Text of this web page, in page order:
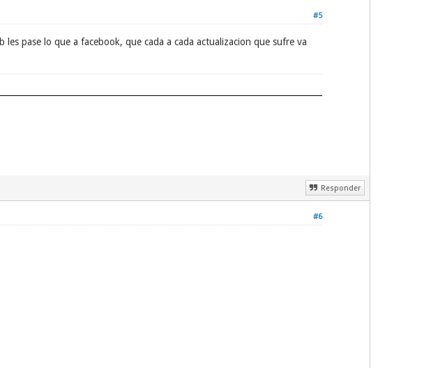
#5
pase lo que a facebook, que cada a cada actualizacion que sufre va
Responder
#6